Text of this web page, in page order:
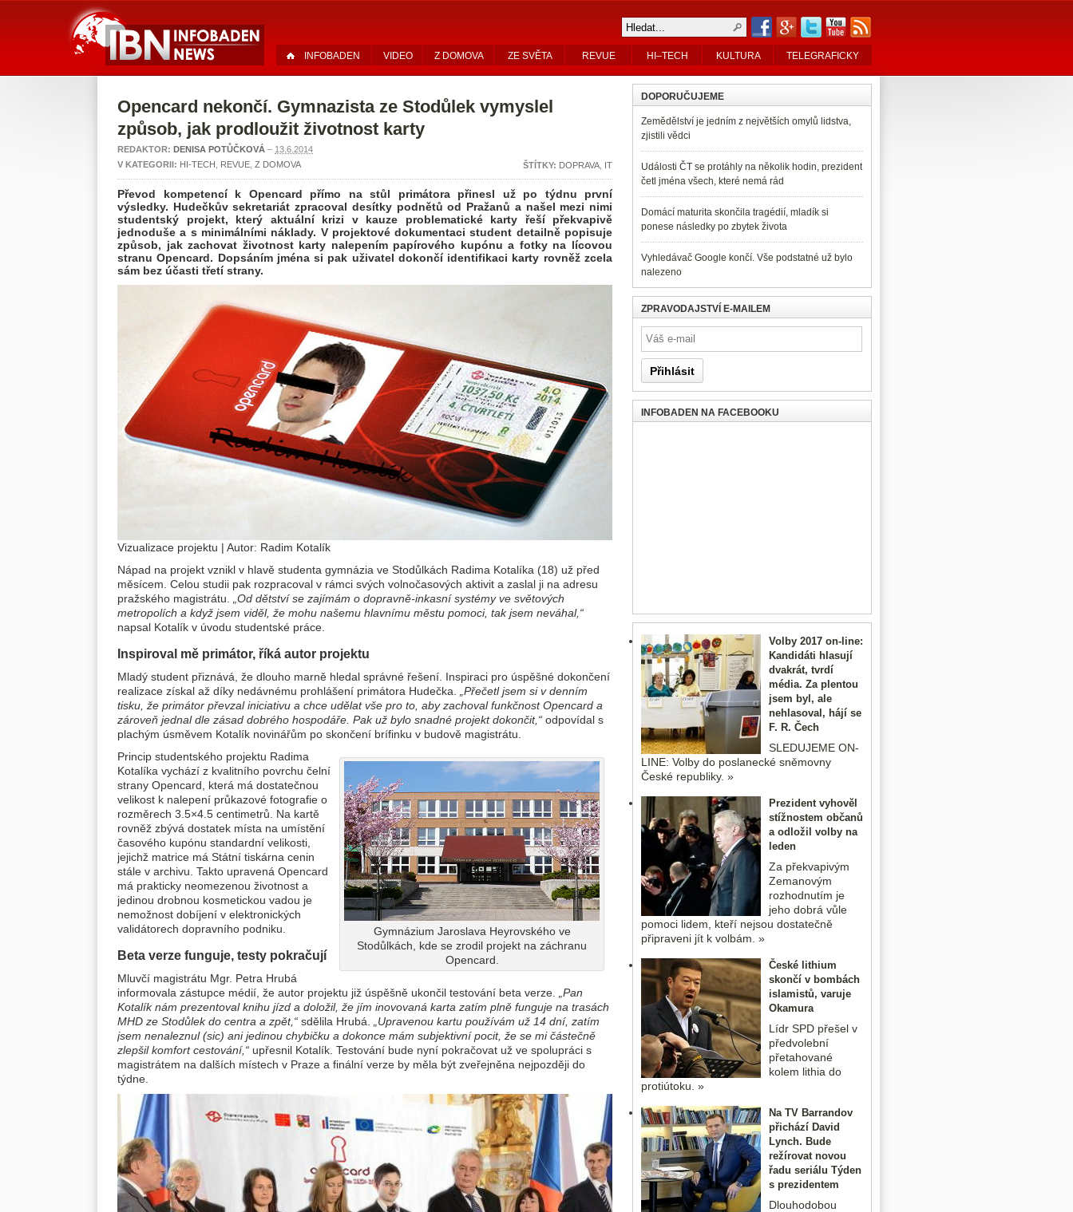
INFOBADEN VIDEO Z DOMOVA ZE SVĚTA REVUE HI–TECH KULTURA TELEGRAFICKY
Opencard nekončí. Gymnazista ze Stodůlek vymyslel
způsob, jak prodloužit životnost karty
REDAKTOR: DENISA POTŮČKOVÁ – 13.6.2014
ŠTÍTKY: DOPRAVA IT
V KATEGORII: HI-TECH REVUE Z DOMOVA
Převod kompetencí k Opencard přímo na stůl primátora přinesl už po týdnu první
výsledky. Hudečkův sekretariát zpracoval desítky podnětů od Pražanů a našel mezi nimi
studentský projekt, který aktuální krizi v kauze problematické karty řeší překvapivě
jednoduše a s minimálními náklady. V projektové dokumentaci student detailně popisuje
způsob, jak zachovat životnost karty nalepením papírového kupónu a fotky na lícovou
stranu Opencard. Dopsáním jména si pak uživatel dokončí identifikaci karty rovněž zcela
sám bez účasti třetí strany.
Vizualizace projektu | Autor: Radim Kotalík
Nápad na projekt vznikl v hlavě studenta gymnázia ve Stodůlkách Radima Kotalíka (18) už před
měsícem. Celou studii pak rozpracoval v rámci svých volnočasových aktivit a zaslal ji na adresu
pražského magistrátu.
„Od dětství se zajímám o dopravně-inkasní systémy ve světových
metropolích a když jsem viděl, že mohu našemu hlavnímu městu pomoci, tak jsem neváhal,“
napsal Kotalík v úvodu studentské práce.
Inspiroval mě primátor, říká autor projektu
Mladý student přiznává, že dlouho marně hledal správné řešení. Inspiraci pro úspěšné dokončení
realizace získal až díky nedávnému prohlášení primátora Hudečka.
„Přečetl jsem si v denním
tisku, že primátor převzal iniciativu a chce udělat vše pro to, aby zachoval funkčnost Opencard a
zároveň jednal dle zásad dobrého hospodáře. Pak už bylo snadné projekt dokončit,“ odpovídal s
plachým úsměvem Kotalík novinářům po skončení brífinku v budově magistrátu.
Gymnázium Jaroslava Heyrovského ve
Stodůlkách, kde se zrodil projekt na záchranu
Opencard.
Princip studentského projektu Radima
Kotalíka vychází z kvalitního povrchu čelní
strany Opencard, která má dostatečnou
velikost k nalepení průkazové fotografie o
rozměrech 3.5×4.5 centimetrů. Na kartě
rovněž zbývá dostatek místa na umístění
časového kupónu standardní velikosti,
jejichž matrice má Státní tiskárna cenin
stále v archivu. Takto upravená Opencard
má prakticky neomezenou životnost a
jedinou drobnou kosmetickou vadou je
nemožnost dobíjení v elektronických
validátorech dopravního podniku.
Beta verze funguje, testy pokračují
Mluvčí magistrátu Mgr. Petra Hrubá
informovala zástupce médií, že autor projektu již úspěšně ukončil testování beta verze.
„Pan
Kotalík nám prezentoval knihu jízd a doložil, že jím inovovaná karta zatím plně funguje na trasách
MHD ze Stodůlek do centra a zpět,“ sdělila Hrubá.
„Upravenou kartu používám už 14 dní, zatím
jsem nenaleznul (sic) ani jedinou chybičku a dokonce mám subjektivní pocit, že se mi částečně
zlepšil komfort cestování,“ upřesnil Kotalík. Testování bude nyní pokračovat už ve spolupráci s
magistrátem na dalších místech v Praze a finální verze by měla být zveřejněna nejpozději do
týdne.
DOPORUČUJEME
Zemědělství je jedním z největších omylů lidstva,
zjistili vědci
Události ČT se protáhly na několik hodin, prezident
četl jména všech, které nemá rád
Domácí maturita skončila tragédií, mladík si
ponese následky po zbytek života
Vyhledávač Google končí. Vše podstatné už bylo
nalezeno
ZPRAVODAJSTVÍ E-MAILEM
INFOBADEN NA FACEBOOKU
Volby 2017 on-line:
Kandidáti hlasují
dvakrát, tvrdí
média. Za plentou
jsem byl, ale
nehlasoval, hájí se
F. R. Čech
SLEDUJEME ON-
LINE: Volby do poslanecké sněmovny
České republiky. »
Prezident vyhověl
stížnostem občanů
a odložil volby na
leden
Za překvapivým
Zemanovým
rozhodnutím je
jeho dobrá vůle
pomoci lidem, kteří nejsou dostatečně
připraveni jít k volbám. »
České lithium
skončí v bombách
islamistů, varuje
Okamura
Lídr SPD přešel v
předvolební
přetahované
kolem lithia do
protiútoku. »
Na TV Barrandov
přichází David
Lynch. Bude
režírovat novou
řadu seriálu Týden
s prezidentem
Dlouhodobou